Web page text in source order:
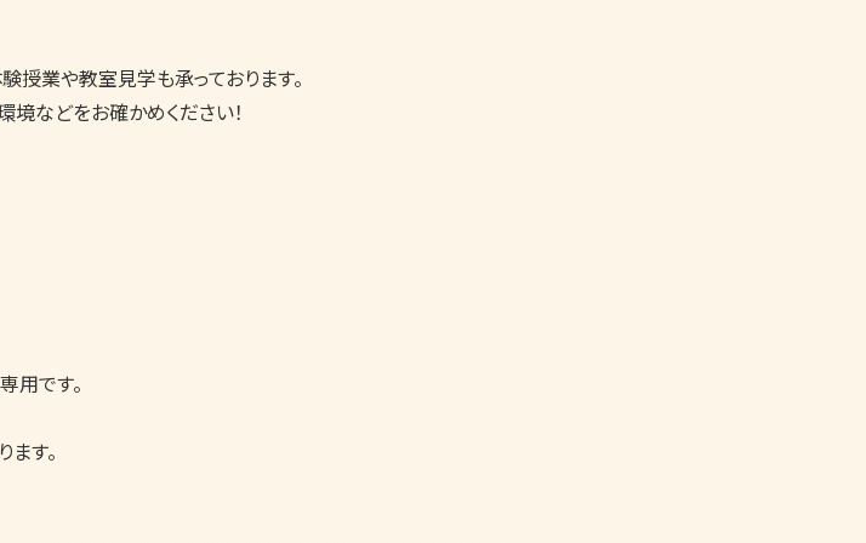
授業や教室見学も承っております。
などをお確かめください！
用です。
す。